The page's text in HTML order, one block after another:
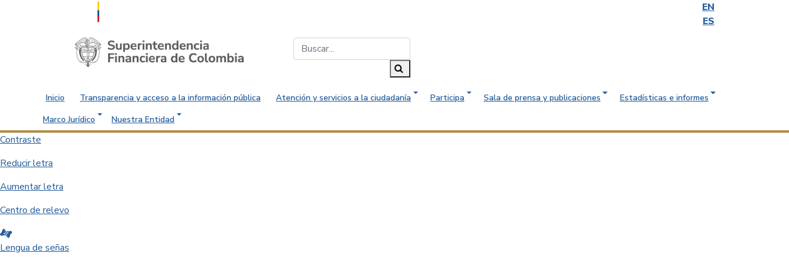
EN
ES
Saltar al contenido principal
Inicio Transparencia y acceso a la información pública Atención y servicios a la ciudadanía Participa Sala de prensa y publicaciones
Estadísticas e informes
Marco Jurídico
Nuestra Entidad
Contraste
Reducir letra
Aumentar letra
Centro de relevo
Lengua de señas